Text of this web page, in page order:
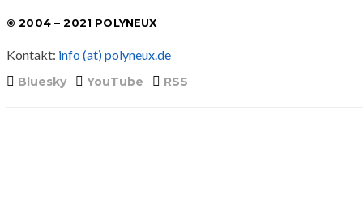
© 2004 – 2021 POLYNEUX
Kontakt: info (at) polyneux.de
Bluesky YouTube RSS